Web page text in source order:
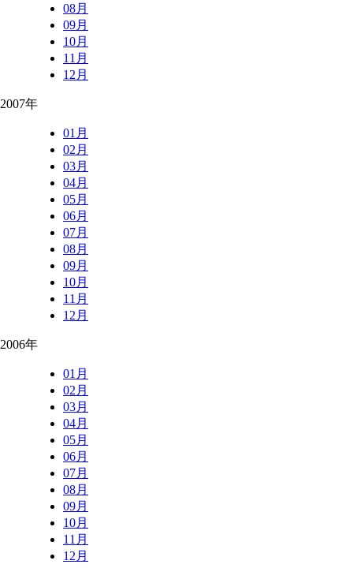
08月
09月
10月
11月
12月
2007年
01月
02月
03月
04月
05月
06月
07月
08月
09月
10月
11月
12月
2006年
01月
02月
03月
04月
05月
06月
07月
08月
09月
10月
11月
12月